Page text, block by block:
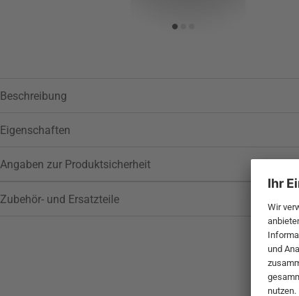
Beschreibung
Eigenschaften
Angaben zur Produktsicherheit
Zubehör- und Ersatzteile